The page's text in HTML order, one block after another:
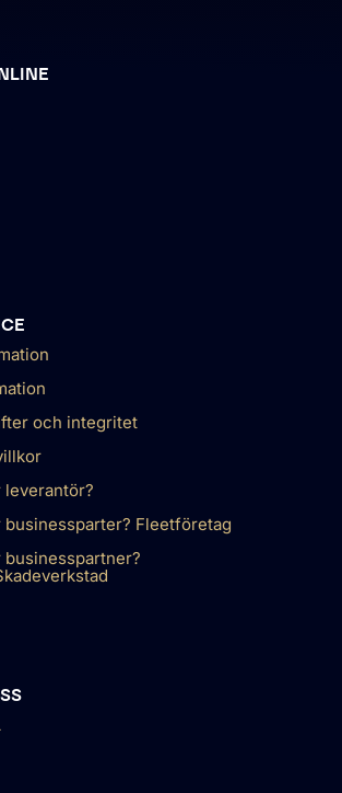
och integritet
leverantör?
businessparter? Fleetföretag
businesspartner?